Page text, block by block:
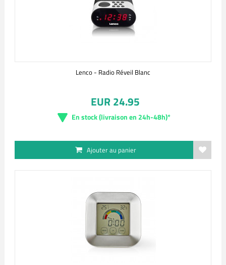
Lenco - Radio Réveil Blanc
EUR 24.95
En stock (livraison en 24h-48h)*
Ajouter au panier